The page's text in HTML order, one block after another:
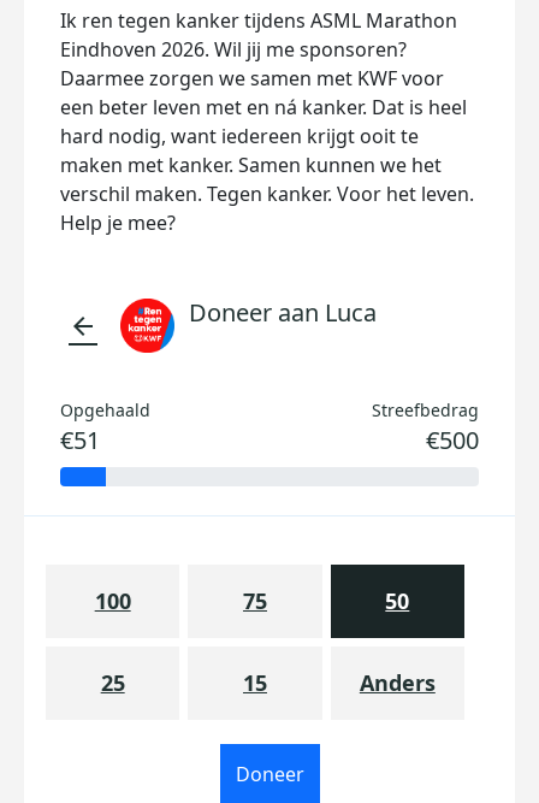
Ik ren tegen kanker tijdens ASML Marathon
Eindhoven 2026. Wil jij me sponsoren?
Daarmee zorgen we samen met KWF voor
een beter leven met en ná kanker. Dat is heel
hard nodig, want iedereen krijgt ooit te
maken met kanker. Samen kunnen we het
verschil maken. Tegen kanker. Voor het leven.
Help je mee?
arrow_back Doneer aan Luca
Opgehaald
€51
Streefbedrag
€500
100 75 50
25 15 Anders
Doneer